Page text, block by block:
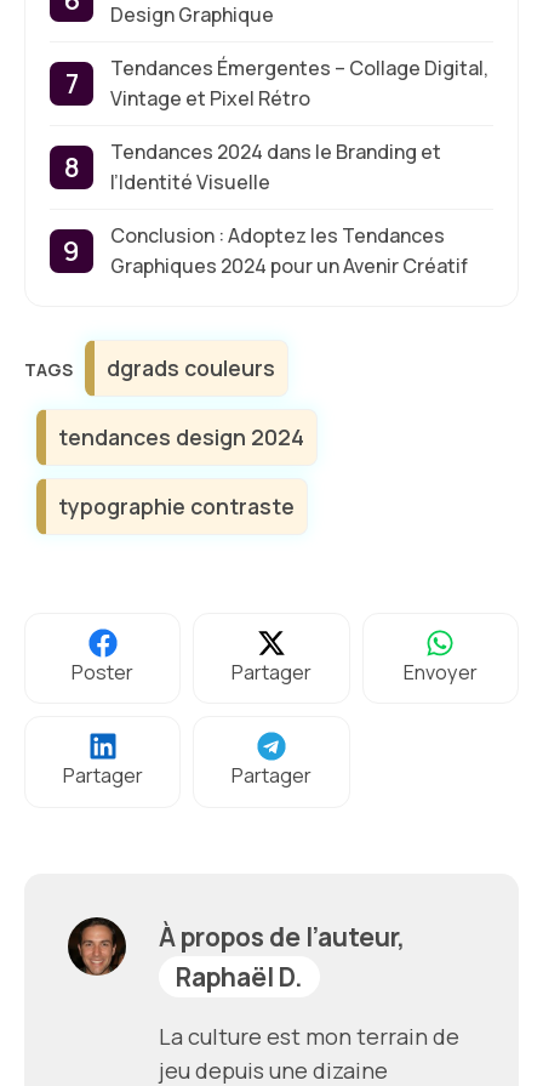
Design Graphique
Tendances Émergentes – Collage Digital,
Vintage et Pixel Rétro
Tendances 2024 dans le Branding et
l’Identité Visuelle
Conclusion : Adoptez les Tendances
Graphiques 2024 pour un Avenir Créatif
Étiquettes
dgrads couleurs
tendances design 2024
typographie contraste
Poster Partager Envoyer
Partager Partager
À propos de l’auteur,
Raphaël D.
La culture est mon terrain de
jeu depuis une dizaine